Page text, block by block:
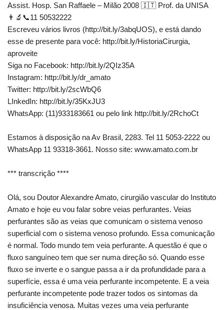
Assist. Hosp. San Raffaele – Milão 2008 🇮🇹 Prof. da UNISA
👨‍🔬📞11 50532222
Escreveu vários livros (http://bit.ly/3abqUOS), e está dando
esse de presente para você: http://bit.ly/HistoriaCirurgia,
aproveite
Siga no Facebook: http://bit.ly/2QIz35A
Instagram: http://bit.ly/dr_amato
Twitter: http://bit.ly/2scWbQ6
LInkedIn: http://bit.ly/35KxJU3
WhatsApp: (11)933183661 ou pelo link http://bit.ly/2RchoCt
Estamos à disposição na Av Brasil, 2283. Tel 11 5053-2222 ou
WhatsApp 11 93318-3661. Nosso site: www.amato.com.br
*** transcrição ****
Olá, sou Doutor Alexandre Amato, cirurgião vascular do Instituto
Amato e hoje eu vou falar sobre veias perfurantes. Veias
perfurantes são as veias que comunicam o sistema venoso
superficial com o sistema venoso profundo. Essa comunicação
é normal. Todo mundo tem veia perfurante. A questão é que o
fluxo sanguíneo tem que ser numa direção só. Quando esse
fluxo se inverte e o sangue passa a ir da profundidade para a
superfície, essa é uma veia perfurante incompetente. E a veia
perfurante incompetente pode trazer todos os sintomas da
insuficiência venosa. Muitas vezes uma veia perfurante